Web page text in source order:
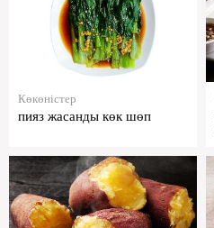
Көкөністер
пияз жасанды көк шөп